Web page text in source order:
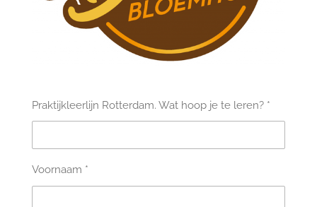
Praktijkleerlijn Rotterdam. Wat hoop je te leren? *
Voornaam *